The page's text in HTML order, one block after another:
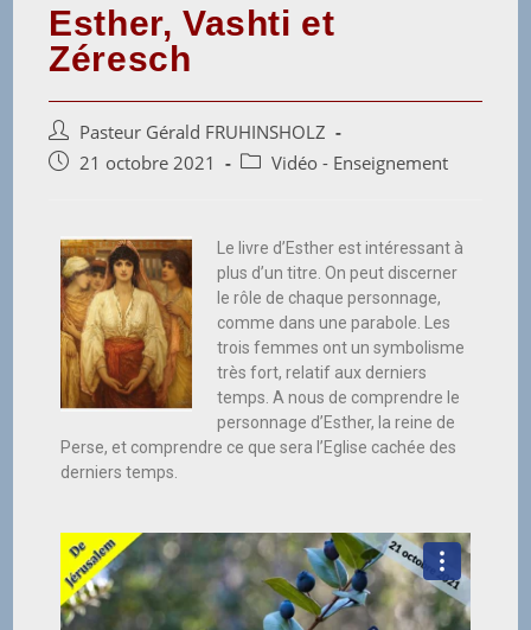
Esther, Vashti et
Zéresch
Pasteur Gérald FRUHINSHOLZ
21 octobre 2021
Vidéo - Enseignement
Le livre d’Esther est intéressant à
plus d’un titre. On peut discerner
le rôle de chaque personnage,
comme dans une parabole. Les
trois femmes ont un symbolisme
très fort, relatif aux derniers
temps. A nous de comprendre le
personnage d’Esther, la reine de
Perse, et comprendre ce que sera l’Eglise cachée des
derniers temps.